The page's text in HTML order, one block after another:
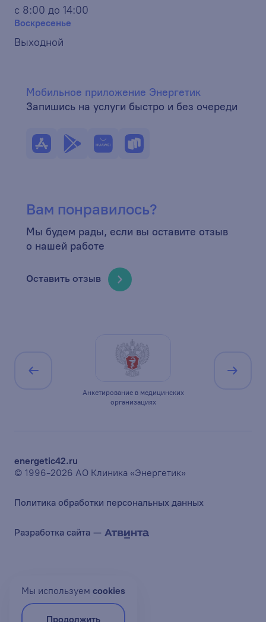
Мы используем сookies
Продолжить
с 8:00 до 14:00
Воскресенье
Выходной
Мобильное приложение Энергетик
Запишись на услуги быстро и без очереди
Вам понравилось?
Мы будем рады, если вы оставите отзыв
о нашей работе
Оставить отзыв
Анкетирование в медицинских
организациях
energetic42.ru
© 1996-2026 АО Клиника «Энергетик»
Политика обработки персональных данных
Разработка сайта —